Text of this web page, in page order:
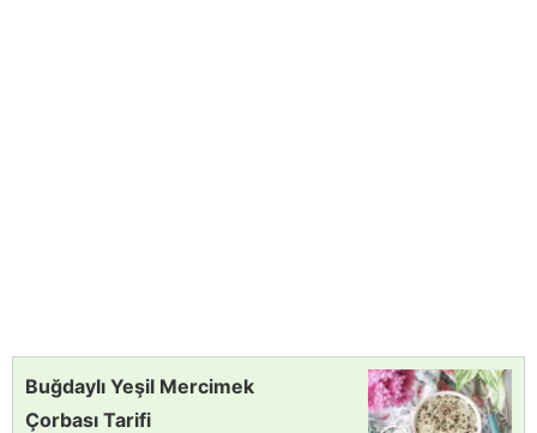
Buğdaylı Yeşil Mercimek
Çorbası Tarifi